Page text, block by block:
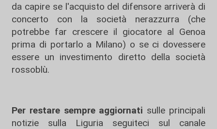
da capire se l'acquisto del difensore arriverà di
concerto con la società nerazzurra (che
potrebbe far crescere il giocatore al Genoa
prima di portarlo a Milano) o se ci dovessere
essere un investimento diretto della società
rossoblù.
Per restare sempre aggiornati sulle principali
notizie sulla Liguria seguiteci sul canale